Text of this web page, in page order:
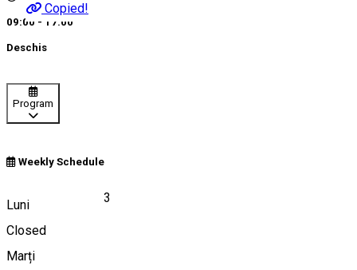
Copied!
09:00 - 17:00
Deschis
Program
Weekly Schedule
Luni
Closed
Marți
strada Dacia, nr. 13
Hartă